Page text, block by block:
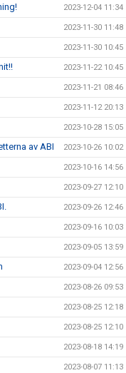
2023-12-04 11:34
2023-11-30 11:48
2023-11-30 10:45
2023-11-22 10:45
2023-11-21 08:46
2023-11-12 20:13
2023-10-28 15:05
av ABI 2023-10-26 10:02
2023-10-16 14:56
2023-09-27 12:10
2023-09-26 12:46
2023-09-16 10:03
2023-09-05 13:59
2023-09-04 12:56
2023-08-26 09:53
2023-08-25 12:18
2023-08-25 12:10
2023-08-18 14:19
2023-08-07 11:13